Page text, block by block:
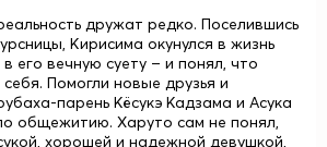
дружат редко. Поселившись
Кирисима окунулся в жизнь
его вечную суету – и понял, что
Помогли новые друзья и
парень Кёсукэ Кадзама и Асука
общежитию. Харуто сам не понял,
хорошей и надежной девушкой,